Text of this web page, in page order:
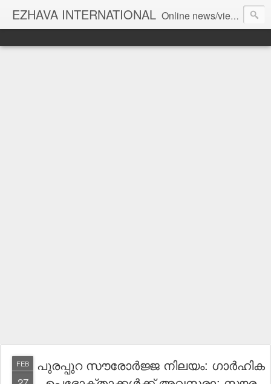
EZHAVA INTERNATIONAL Online news/views JOURNAL... Connecting the community worldwide Editorial Director: Prem Chandran
FEB
പുരപ്പുറ സൗരോർജ്ജ നിലയം: ഗാർഹിക